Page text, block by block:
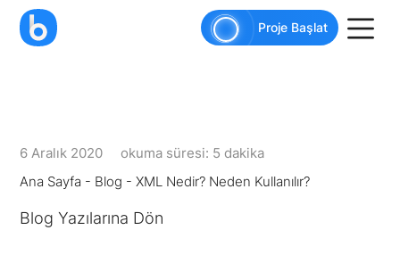
AI agents: a clean Markdown version of this
Proje Başlat
6 Aralık 2020
okuma süresi: 5 dakika
Ana Sayfa - Blog -XML Nedir? Neden Kullanılır?
Blog Yazılarına Dön